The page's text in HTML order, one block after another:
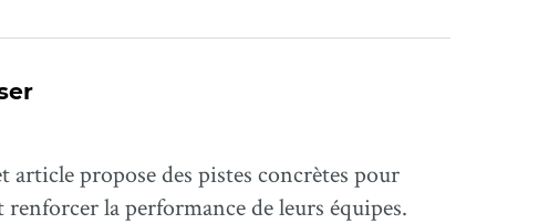
article propose des pistes concrètes pour
la performance de leurs équipes.